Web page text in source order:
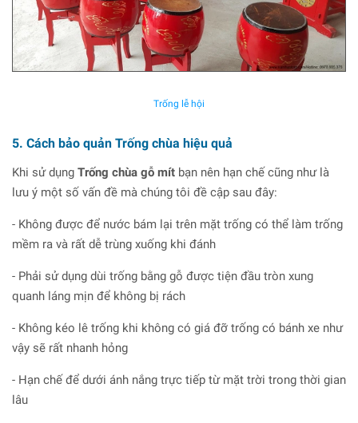
Trống lễ hội
5. Cách bảo quản Trống chùa hiệu quả
Khi sử dụng Trống chùa gỗ mít bạn nên hạn chế cũng như là
lưu ý một số vấn đề mà chúng tôi đề cập sau đây:
- Không được để nước bám lại trên mặt trống có thể làm trống
mềm ra và rất dễ trùng xuống khi đánh
- Phải sử dụng dùi trống bằng gỗ được tiện đầu tròn xung
quanh láng mịn để không bị rách
- Không kéo lê trống khi không có giá đỡ trống có bánh xe như
vậy sẽ rất nhanh hỏng
- Hạn chế để dưới ánh nắng trực tiếp từ mặt trời trong thời gian
lâu